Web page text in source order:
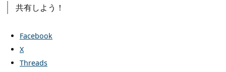
共有しよう！
Facebook
X
Threads